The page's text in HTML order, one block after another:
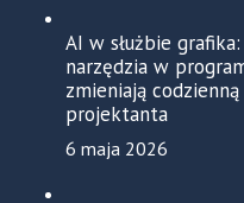
AI w służbie
narzędzia w
zmieniają
projektanta
6 maja 2026